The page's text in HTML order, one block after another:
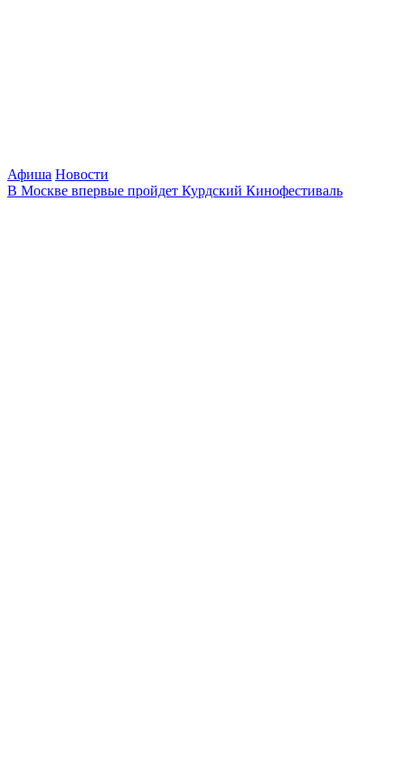
Афиша Новости
В Москве впервые пройдет Курдский Кинофестиваль